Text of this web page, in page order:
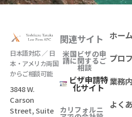
日本語対応 ／ 日
本・アメリカ両国
からご相談可能
3848 W.
Carson
Street, Suite
関連サイト
米国ビザの申
請に関するご
相談
ビザ申請特
化サイト
カリフォルニ
ホー
プロ
業務
よく